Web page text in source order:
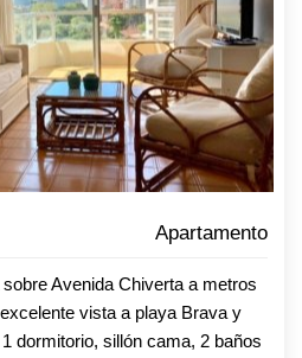
Apartamento
Avenida Chiverta a metros
vista a playa Brava y
dormitorio, sillón cama, 2 baños